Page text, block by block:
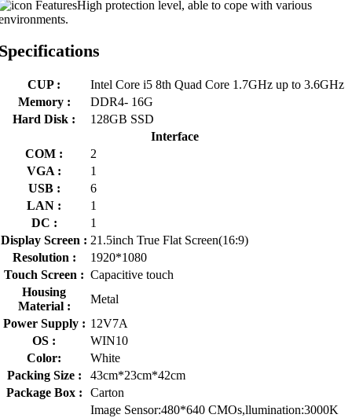
High protection level, able to cope with various
CUP :
Intel Core i5 8th Quad Core 1.7GHz up to 3.6GHz
Memory :
DDR4- 16G
Hard Disk :
128GB SSD
Interface
COM :
2
VGA :
1
USB :
6
LAN :
1
DC :
1
Display Screen : 21.5inch True Flat Screen(16:9)
Resolution :
1920*1080
Touch Screen : Capacitive touch
Housing
Material :
Metal
Power Supply : 12V7A
OS :
WIN10
Color:
White
Packing Size :
43cm*23cm*42cm
Package Box :
Carton
Image Sensor:480*640 CMOs,llumination:3000K